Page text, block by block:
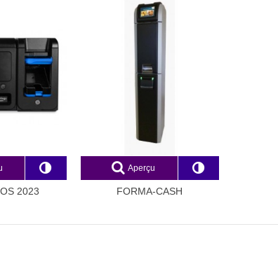
2023
Aperçu
FORMA-CASH